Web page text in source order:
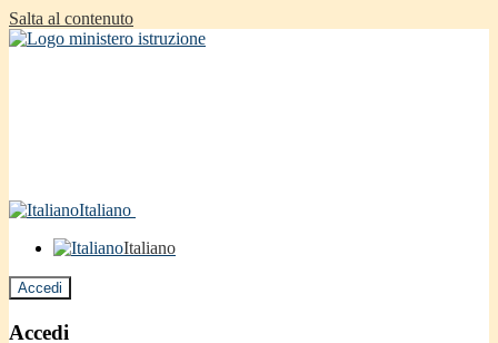
Salta al contenuto
Italiano
Italiano
Accedi
Accedi